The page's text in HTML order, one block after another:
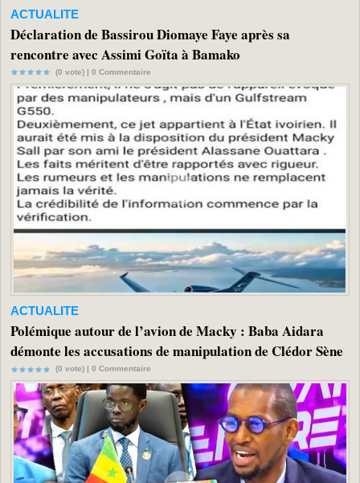
ACTUALITE
Déclaration de Bassirou Diomaye Faye après sa
rencontre avec Assimi Goïta à Bamako
(0 vote) | 0 Commentaire
ACTUALITE
Polémique autour de l’avion de Macky : Baba Aidara
démonte les accusations de manipulation de Clédor Sène
(0 vote) | 0 Commentaire